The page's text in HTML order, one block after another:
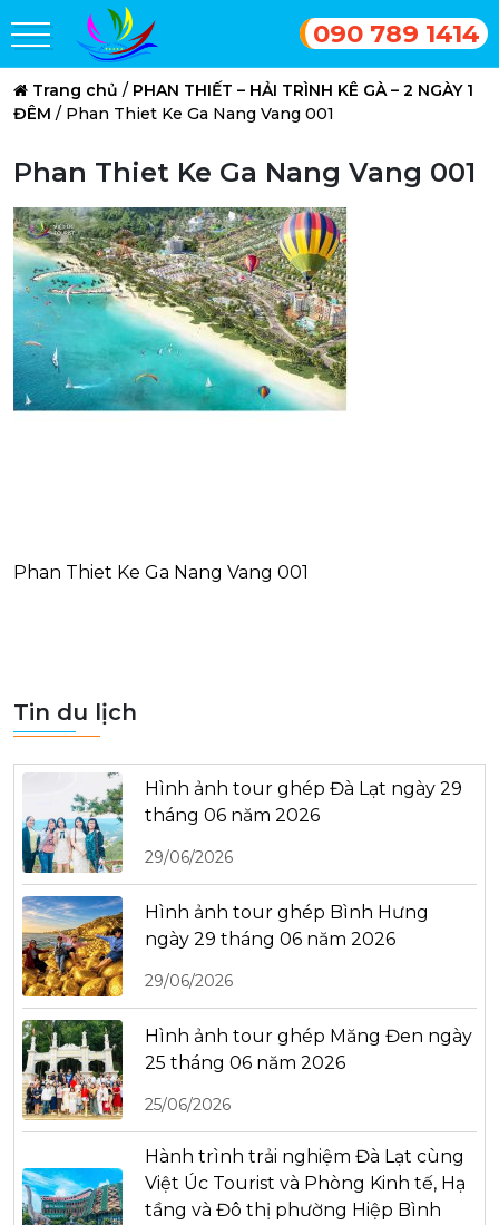
090 789 1414
Trang chủ / PHAN THIẾT – HẢI TRÌNH KÊ GÀ – 2 NGÀY 1
ĐÊM / Phan Thiet Ke Ga Nang Vang 001
Phan Thiet Ke Ga Nang Vang 001
Phan Thiet Ke Ga Nang Vang 001
Tin du lịch
Hình ảnh tour ghép Đà Lạt ngày 29
tháng 06 năm 2026
29/06/2026
Hình ảnh tour ghép Bình Hưng
ngày 29 tháng 06 năm 2026
29/06/2026
Hình ảnh tour ghép Măng Đen ngày
25 tháng 06 năm 2026
25/06/2026
Hành trình trải nghiệm Đà Lạt cùng
Việt Úc Tourist và Phòng Kinh tế, Hạ
tầng và Đô thị phường Hiệp Bình